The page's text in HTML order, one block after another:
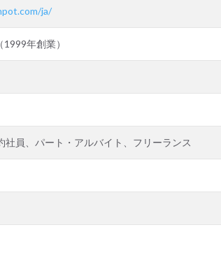
ja/
年創業）
社員、パート・アルバイト、フリーランス